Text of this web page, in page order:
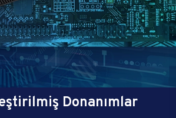
Donanımlar